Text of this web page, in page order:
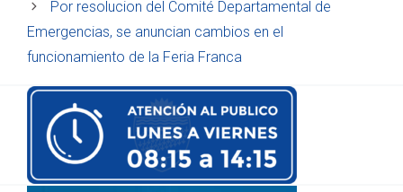
Por resolucion del Comité Departamental de
Emergencias, se anuncian cambios en el
funcionamiento de la Feria Franca